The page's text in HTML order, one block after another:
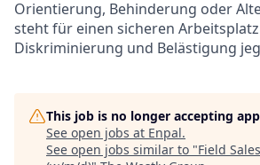
Orientierung, Behinderung oder
steht für einen sicheren
Diskriminierung und Belästigung
This job is no longer accepting
See open jobs at Enpal.
See open jobs similar to "Field